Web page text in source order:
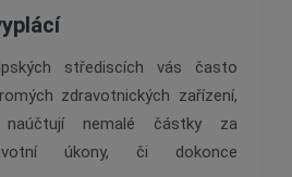
střediscích vás často
zdravotnických zařízení,
nemalé částky za
úkony, či dokonce